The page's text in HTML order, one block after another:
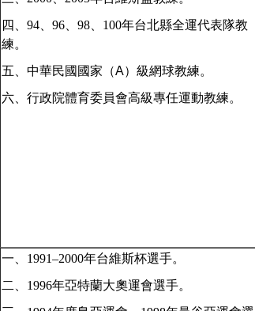
四、 94 96 98 100年台北縣全運代表隊教
練。
五、中華民國國家（A）級網球教練。
六、行政院體育委員會高級專任運動教練。
一、 1991–2000年台維斯杯選手。
二、 1996年亞特蘭大奧運會選手。